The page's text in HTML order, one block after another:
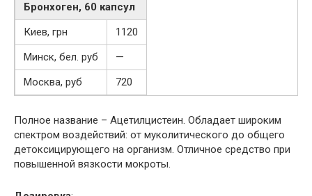
Бронхоген, 60 капсул
Киев, грн
1120
Минск, бел. руб
—
Москва, руб
720
Полное название – Ацетилцистеин. Обладает широким
спектром воздействий: от муколитического до общего
детоксицирующего на организм. Отличное средство при
повышенной вязкости мокроты.